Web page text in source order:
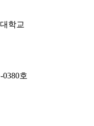
학교
호